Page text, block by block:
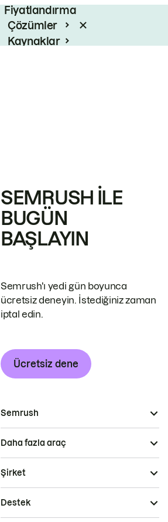
Fiyatlandırma
Çözümler
Kaynaklar
SEMRUSH ILE
BUGÜN
BAŞLAYIN
Semrush'ı yedi gün boyunca
ücretsiz deneyin. İstediğiniz zaman
iptal edin.
Ücretsiz dene
Semrush
Daha fazla araç
Şirket
Destek